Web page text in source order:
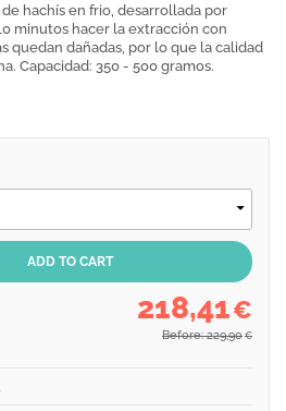
hachís en frio, desarrollada por
minutos hacer la extracción con
quedan dañadas, por lo que la calidad
Capacidad: 350 - 500 gramos.
218,41€
Before: 229,90 €